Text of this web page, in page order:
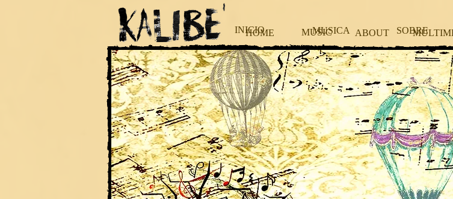
HOME MUSIC ABOUT SOBRE
MUSICA
INICIO